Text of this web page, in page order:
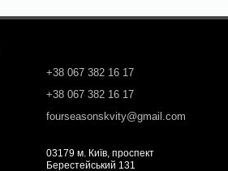
+38 067 382 16 17
+38 067 382 16 17
fourseasonskvity@gmail.com
03179 м. Київ, проспект
Берестейський 131